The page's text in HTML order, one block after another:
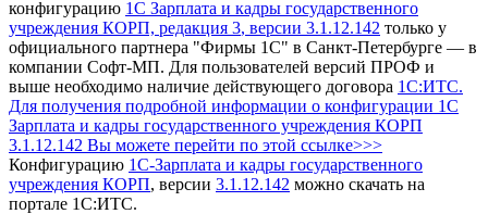
конфигурацию 1С Зарплата и кадры государственного
учреждения КОРП, редакция 3, версии 3.1.12.142 только у
официального партнера "Фирмы 1С" в Санкт-Петербурге — в
компании Софт-МП. Для пользователей версий ПРОФ и
выше необходимо наличие действующего договора 1С:ИТС.
Для получения подробной информации о конфигурации 1С
Зарплата и кадры государственного учреждения КОРП
3.1.12.142 Вы можете перейти по этой ссылке>>>
Конфигурацию 1С-Зарплата и кадры государственного
учреждения КОРП, версии 3.1.12.142 можно скачать на
портале 1С:ИТС.